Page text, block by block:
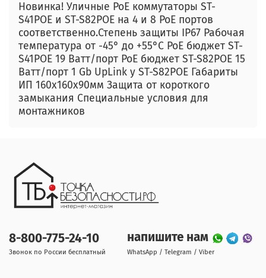
Новинка! Уличные PoE коммутаторы ST-
S41POE и ST-S82POE на 4 и 8 PoE портов
соответственно.Степень защиты IP67 Рабочая
температура от -45° до +55°C PoE бюджет ST-
S41POE 19 Ватт/порт PoE бюджет ST-S82POE 15
Ватт/порт 1 Gb UpLink у ST-S82POE Габариты
ИП 160х160х90мм Защита от короткого
замыкания Специальные условия для
монтажников
8-800-775-24-10
Звонок по России бесплатный
напишите нам
WhatsApp / Telegram / Viber